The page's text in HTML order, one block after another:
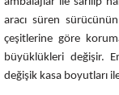
aracı süren
çeşitlerine göre
büyüklükleri değişir.
değişik kasa boyutları